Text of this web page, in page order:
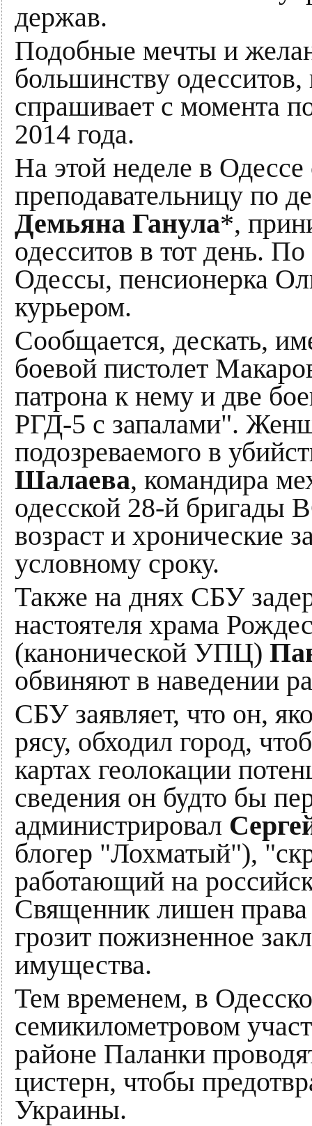
держав.
Подобные мечты и
большинству
спрашивает с момента
2014 года.
На этой неделе в
преподавательницу по
Демьяна Ганула*,
одесситов в тот день.
Одессы, пенсионерка
курьером.
Сообщается, дескать,
боевой пистолет
патрона к нему и две
РГД-5 с запалами".
подозреваемого в
Шалаева, командира
одесской 28-й бригады
возраст и хронические
условному сроку.
Также на днях СБУ
настоятеля храма
(канонической УПЦ)
обвиняют в наведении
СБУ заявляет, что он,
рясу, обходил город,
картах геолокации
сведения он будто бы
администрировал
блогер "Лохматый"),
работающий на
Священник лишен права
грозит пожизненное
имущества.
Тем временем, в
семикилометровом
районе Паланки
цистерн, чтобы
Украины.